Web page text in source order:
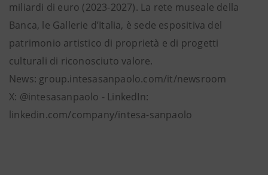
miliardi di euro (2023-2027). La rete museale della
Banca, le Gallerie d’Italia, è sede espositiva del
patrimonio artistico di proprietà e di progetti
culturali di riconosciuto valore.
News: group.intesasanpaolo.com/it/newsroom
X: @intesasanpaolo - LinkedIn:
linkedin.com/company/intesa-sanpaolo